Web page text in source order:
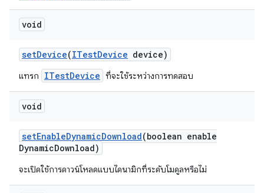
void
setDevice(ITestDevice device)
แทรก ITestDevice ที่จะใช้ระหว่างการทดสอบ
void
setEnableDynamicDownload(boolean enable
DynamicDownload)
จะเปิดใช้การดาวน์โหลดแบบไดนามิกที่ระดับโมดูลหรือไม่